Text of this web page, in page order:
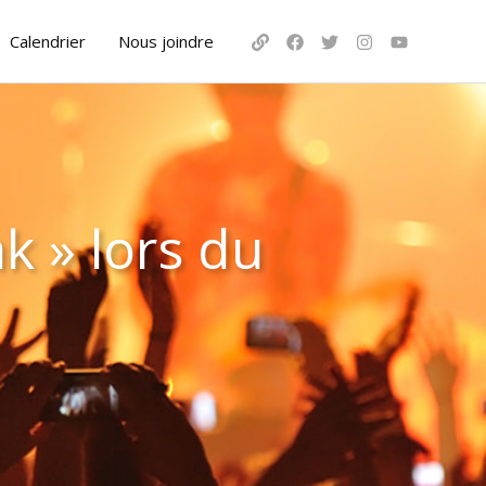
Calendrier Nous joindre
» lors du